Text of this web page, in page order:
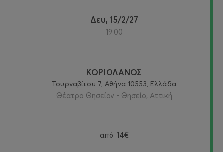
Δευ, 15/2/27
19:00
ΚΟΡΙΟΛΑΝΟΣ
Τουρναβίτου 7, Αθήνα 10553, Ελλάδα
Θέατρο Θησείον - Θησείο, Αττική
από 14€